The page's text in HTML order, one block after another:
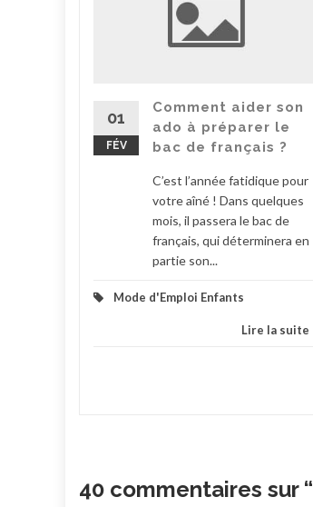
01
FÉV
Comment aider son
ado à préparer le
bac de français ?
C’est l’année fatidique pour
votre aîné ! Dans quelques
mois, il passera le bac de
français, qui déterminera en
partie son...
Mode d'Emploi Enfants
Lire la suite
40 commentaires sur “